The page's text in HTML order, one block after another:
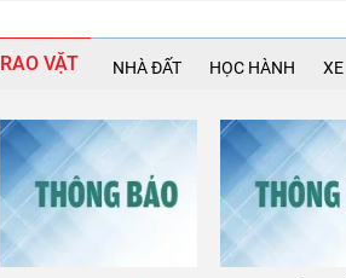
RAO VẶT NHÀ ĐẤT HỌC HÀNH XE